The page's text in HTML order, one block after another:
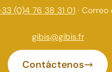
(0)4 76 38 31 01 ·
gibis@gibis.fr
Contáctenos